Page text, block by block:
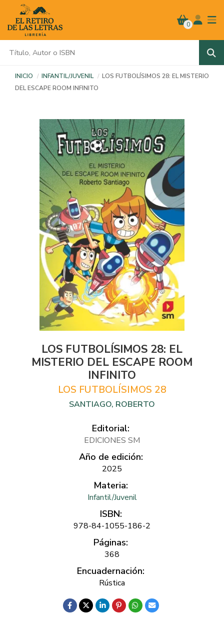
0
INICIO INFANTIL/JUVENIL
LOS FUTBOLÍSIMOS 28: EL MISTERIO
DEL ESCAPE ROOM INFINITO
LOS FUTBOLÍSIMOS 28: EL
MISTERIO DEL ESCAPE ROOM
INFINITO
LOS FUTBOLÍSIMOS 28
SANTIAGO, ROBERTO
Editorial:
EDICIONES SM
Año de edición:
2025
Materia:
Infantil/Juvenil
ISBN:
978-84-1055-186-2
Páginas:
368
Encuadernación:
Rústica